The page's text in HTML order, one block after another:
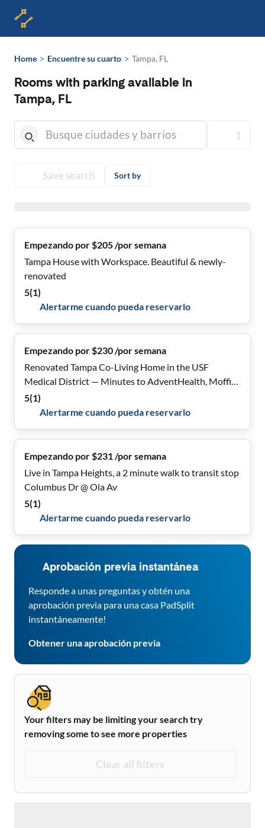
Home > Encuentre su cuarto > Tampa, FL
Rooms with parking available in
Tampa, FL
1
Save search Sort by
Empezando por $205 /por semana
Tampa House with Workspace. Beautiful & newly-
renovated
5(1)
Alertarme cuando pueda reservarlo
Empezando por $230 /por semana
Renovated Tampa Co-Living Home in the USF
Medical District — Minutes to AdventHealth, Moffitt,
VA & Busch Gardens
5(1)
Alertarme cuando pueda reservarlo
Empezando por $231 /por semana
Live in Tampa Heights, a 2 minute walk to transit stop
Columbus Dr @ Ola Av
5(1)
Alertarme cuando pueda reservarlo
Aprobación previa instantánea
Responde a unas preguntas y obtén una
aprobación previa para una casa PadSplit
instantáneamente!
Obtener una aprobación previa
Your filters may be limiting your search try
removing some to see more properties
Clear all filters